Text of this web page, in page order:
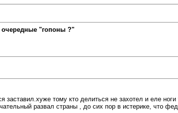
"гопоны ?"
заставил.хуже тому кто делиться не захотел и еле
развал страны , до сих пор в истерике, что